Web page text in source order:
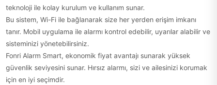
teknoloji ile kolay kurulum ve kullanım sunar.
Bu sistem, Wi-Fi ile bağlanarak size her yerden erişim imkanı
tanır. Mobil uygulama ile alarmı kontrol edebilir, uyarılar alabilir ve
sisteminizi yönetebilirsiniz.
Fonri Alarm Smart, ekonomik fiyat avantajı sunarak yüksek
güvenlik seviyesini sunar. Hırsız alarmı, sizi ve ailesinizi korumak
için en iyi seçimdir.